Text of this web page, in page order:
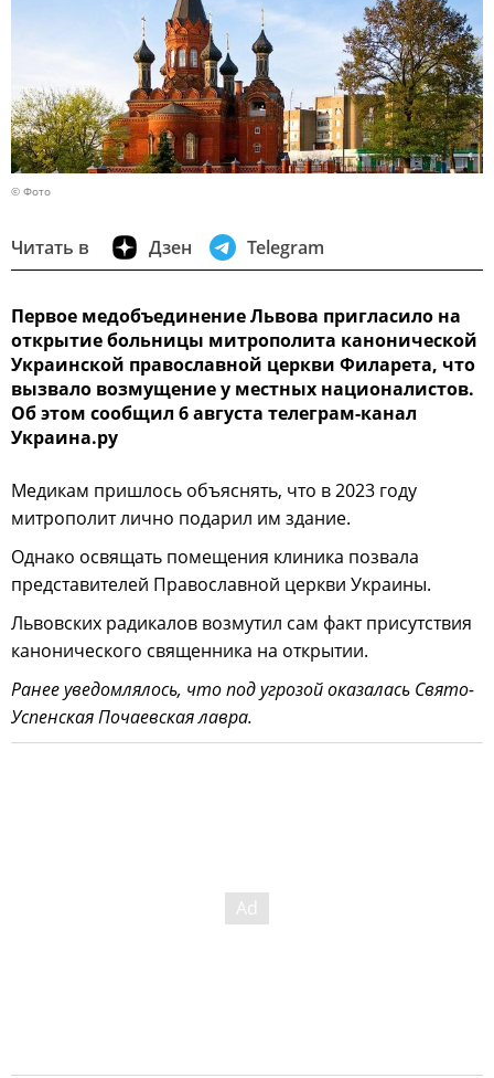
© Фото
Читать в Дзен Telegram
Первое медобъединение Львова пригласило на
открытие больницы митрополита канонической
Украинской православной церкви Филарета, что
вызвало возмущение у местных националистов.
Об этом сообщил 6 августа телеграм-канал
Украина.ру
Медикам пришлось объяснять, что в 2023 году
митрополит лично подарил им здание.
Однако освящать помещения клиника позвала
представителей Православной церкви Украины.
Львовских радикалов возмутил сам факт присутствия
канонического священника на открытии.
Ранее уведомлялось, что под угрозой оказалась Свято-
Успенская Почаевская лавра.